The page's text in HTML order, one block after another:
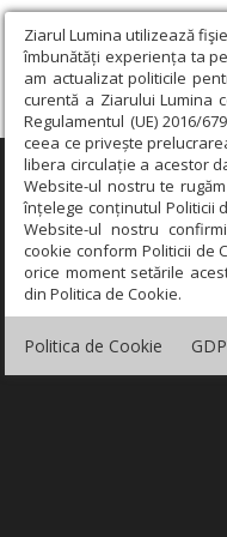
Ziarul Lumina utilizează
îmbunătăți experiența ta
am actualizat politicile
curentă a Ziarului Lumina
Regulamentul (UE) 2016/
ceea ce privește
libera circulație a acestor
Website-ul nostru te
înțelege conținutul Politicii
Website-ul nostru
cookie conform Politicii de
orice moment setările
din Politica de Cookie.
Politica de Cookie